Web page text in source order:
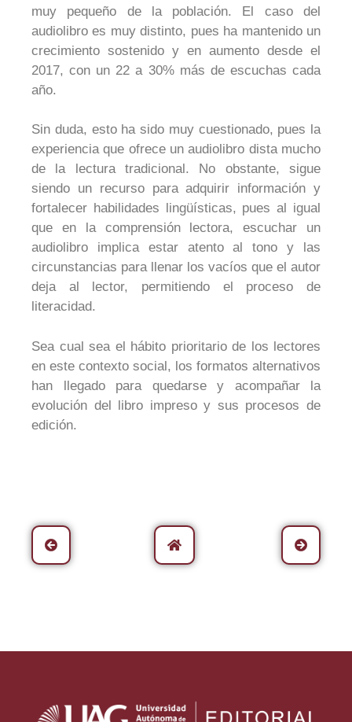
muy pequeño de la población. El caso del
audiolibro es muy distinto, pues ha mantenido un
crecimiento sostenido y en aumento desde el
2017, con un 22 a 30% más de escuchas cada
año.
Sin duda, esto ha sido muy cuestionado, pues la
experiencia que ofrece un audiolibro dista mucho
de la lectura tradicional. No obstante, sigue
siendo un recurso para adquirir información y
fortalecer habilidades lingüísticas, pues al igual
que en la comprensión lectora, escuchar un
audiolibro implica estar atento al tono y las
circunstancias para llenar los vacíos que el autor
deja al lector, permitiendo el proceso de
literacidad.
Sea cual sea el hábito prioritario de los lectores
en este contexto social, los formatos alternativos
han llegado para quedarse y acompañar la
evolución del libro impreso y sus procesos de
edición.